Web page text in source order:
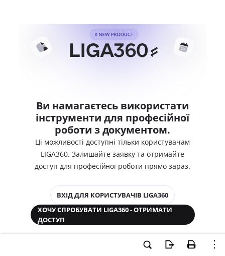
Ви намагаєтесь використати
інструменти для професійної
роботи з документом.
Ці можливості доступні тільки користувачам
LIGA360. Залишайте заявку та отримайте
доступ для професійної роботи прямо зараз.
ВХІД ДЛЯ КОРИСТУВАЧІВ LIGA360
ХОЧУ СПРОБУВАТИ LIGA360 - ОТРИМАТИ
ДОСТУП
Законодавство та аналітика
Корпоративні документи